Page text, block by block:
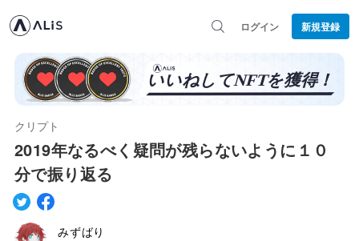
ログイン 新規登録
クリプト
2019年なるべく疑問が残らないように１０
分で振り返る
みずばり